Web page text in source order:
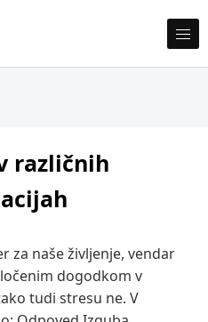
različnih
za naše življenje, vendar
dogodkom v
tudi stresu ne. V